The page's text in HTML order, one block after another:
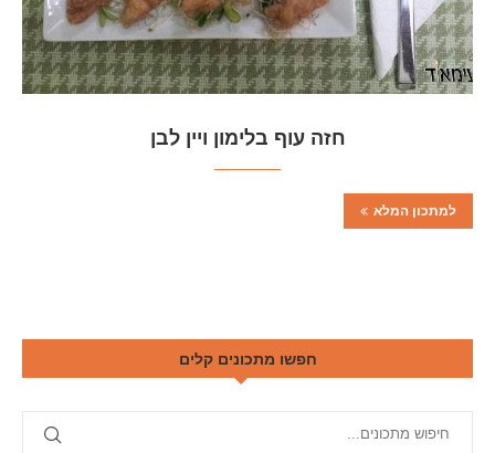
חזה עוף בלימון ויין לבן
למתכון המלא
חפשו מתכונים קלים